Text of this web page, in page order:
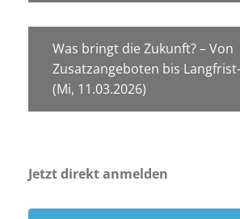
Was bringt die Zukunft? – Von
Zusatzangeboten bis
(Mi, 11.03.2026)
Jetzt direkt anmelden